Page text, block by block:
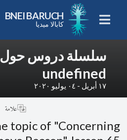
BNEI BARUCH
كابالا ميديا
سلسلة دروس حول
undefined
١٧ أبريل - ٠٤ يوليو ٢٠٢٠
علامة
topic of "Concerning